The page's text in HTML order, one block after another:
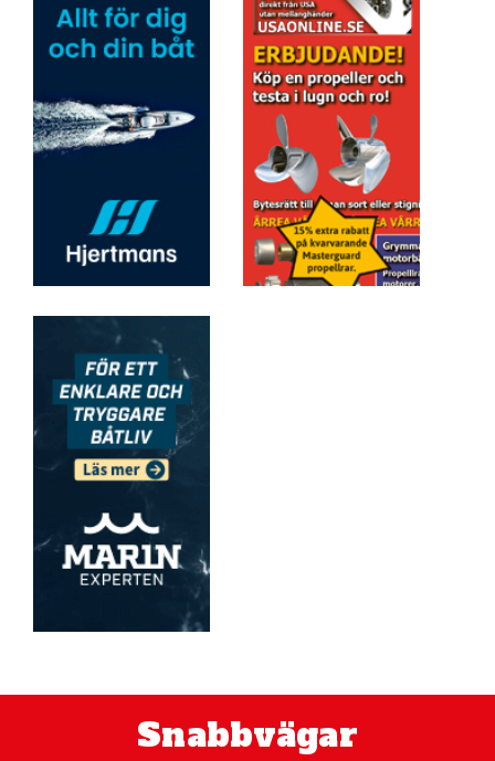
Snabbvägar